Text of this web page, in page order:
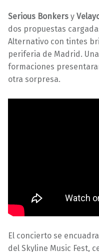
Serious Bonkers y
dos propuestas
Alternativo con tintes
periferia de Madrid.
formaciones
otra sorpresa.
El concierto se
del Skyline Music Fest,